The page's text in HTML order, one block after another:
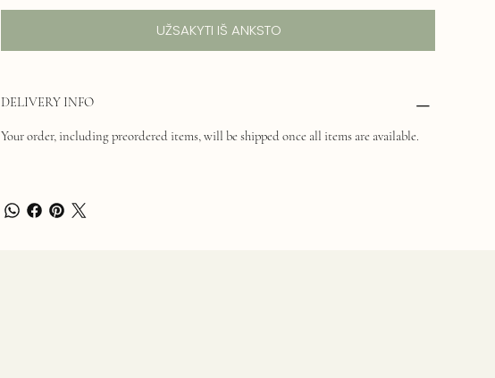
UŽSAKYTI IŠ ANKSTO
DELIVERY INFO
Your order, including preordered items, will be shipped once all items are available.